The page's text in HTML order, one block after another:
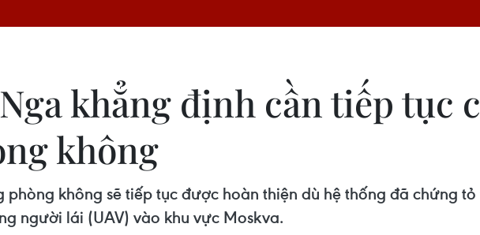
khẳng định cần tiếp tục
không
phòng không sẽ tiếp tục được hoàn thiện dù hệ thống đã chứng
người lái (UAV) vào khu vực Moskva.